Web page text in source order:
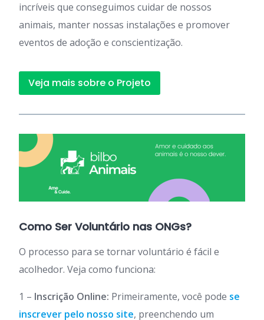
incríveis que conseguimos cuidar de nossos
animais, manter nossas instalações e promover
eventos de adoção e conscientização.
Veja mais sobre o Projeto
Como Ser Voluntário nas ONGs?
O processo para se tornar voluntário é fácil e
acolhedor. Veja como funciona:
1 – Inscrição Online: Primeiramente, você pode se
inscrever pelo nosso site, preenchendo um